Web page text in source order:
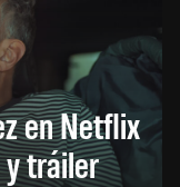
en Netflix
y tráiler